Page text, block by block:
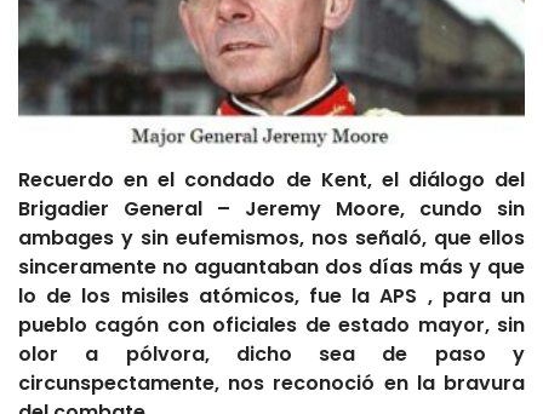
Recuerdo en el condado de Kent, el diálogo del
Brigadier General – Jeremy Moore, cundo sin
ambages y sin eufemismos, nos señaló, que ellos
sinceramente no aguantaban dos días más y que
lo de los misiles atómicos, fue la APS , para un
pueblo cagón con oficiales de estado mayor, sin
olor a pólvora, dicho sea de paso y
circunspectamente, nos reconoció en la bravura